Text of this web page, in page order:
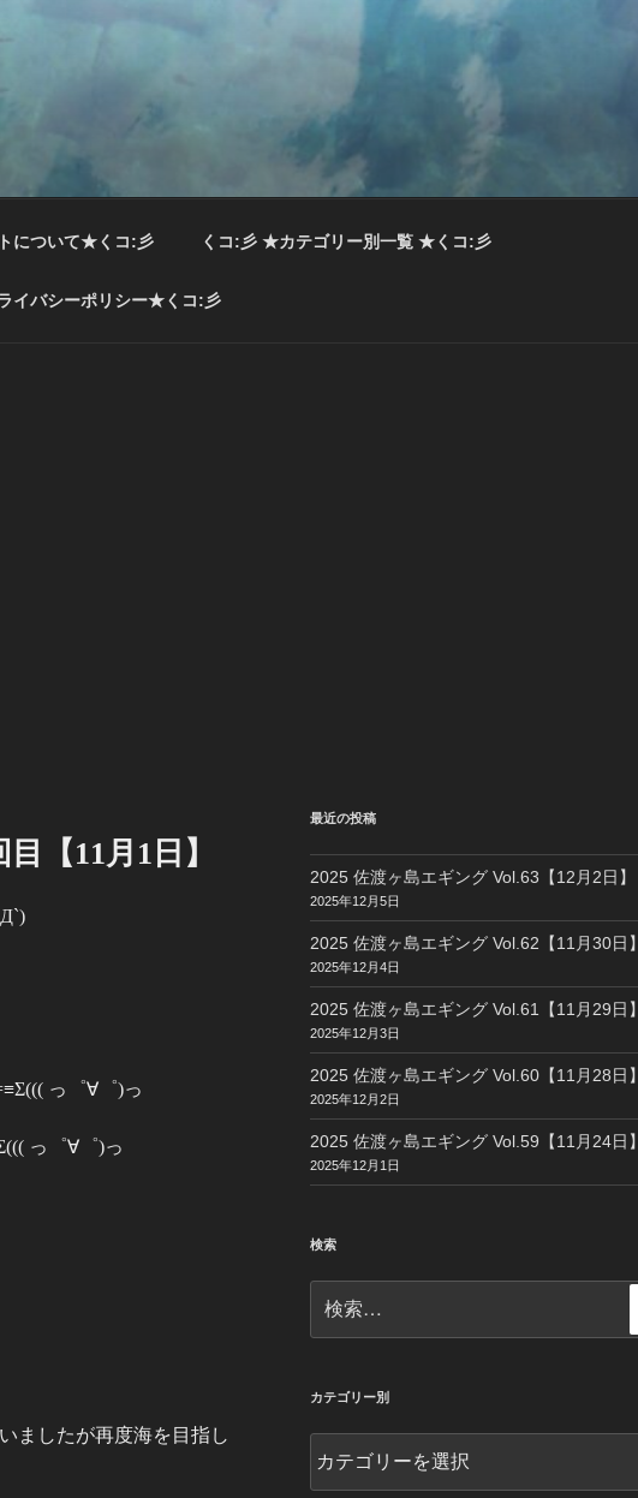
について★くコ:彡 くコ:彡 ★カテゴリー別一覧 ★くコ:彡
イバシーポリシー★くコ:彡
【11月1日】
っ゜∀゜)っ
っ゜∀゜)っ
ましたが再度海を目指し
最近の投稿
2025 佐渡ヶ島エギング Vol.63【12月2日】
2025年12月5日
2025 佐渡ヶ島エギング Vol.62【11月30日】
2025年12月4日
2025 佐渡ヶ島エギング Vol.61【11月29日】
2025年12月3日
2025 佐渡ヶ島エギング Vol.60【11月28日】
2025年12月2日
2025 佐渡ヶ島エギング Vol.59【11月24日】
2025年12月1日
検索
索:
カテゴリー別
テ